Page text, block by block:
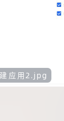
应用2.jpg